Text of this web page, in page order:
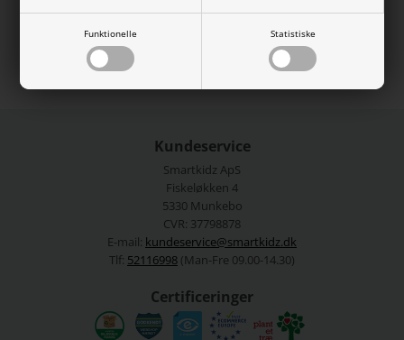
Funktionelle Statistiske
Varenummer:13224952-4928595
Kundeservice
Smartkidz ApS
Fiskeløkken 4
5330 Munkebo
CVR: 37798878
E-mail: kundeservice@smartkidz.dk
Tlf: 52116998 (Man-Fre 09.00-14.30)
Certificeringer